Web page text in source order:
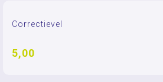
Correctievel
5,00